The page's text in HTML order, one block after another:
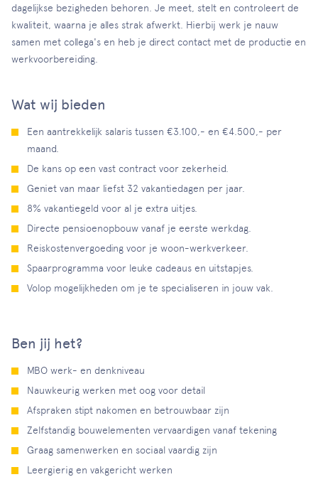
dagelijkse bezigheden behoren. Je meet, stelt en controleert de
kwaliteit, waarna je alles strak afwerkt. Hierbij werk je nauw
samen met collega's en heb je direct contact met de productie en
werkvoorbereiding.
Wat wij bieden
Een aantrekkelijk salaris tussen €3.100,- en €4.500,- per
maand.
De kans op een vast contract voor zekerheid.
Geniet van maar liefst 32 vakantiedagen per jaar.
8% vakantiegeld voor al je extra uitjes.
Directe pensioenopbouw vanaf je eerste werkdag.
Reiskostenvergoeding voor je woon-werkverkeer.
Spaarprogramma voor leuke cadeaus en uitstapjes.
Volop mogelijkheden om je te specialiseren in jouw vak.
Ben jij het?
MBO werk- en denkniveau
Nauwkeurig werken met oog voor detail
Afspraken stipt nakomen en betrouwbaar zijn
Zelfstandig bouwelementen vervaardigen vanaf tekening
Graag samenwerken en sociaal vaardig zijn
Leergierig en vakgericht werken